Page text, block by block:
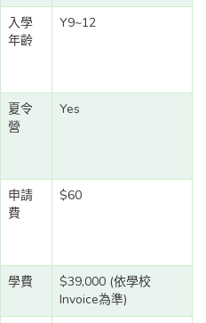
入學
年齡
Y9~12
夏令
營
Yes
申請
費
$60
學費
$39,000 (依學校
Invoice為準)